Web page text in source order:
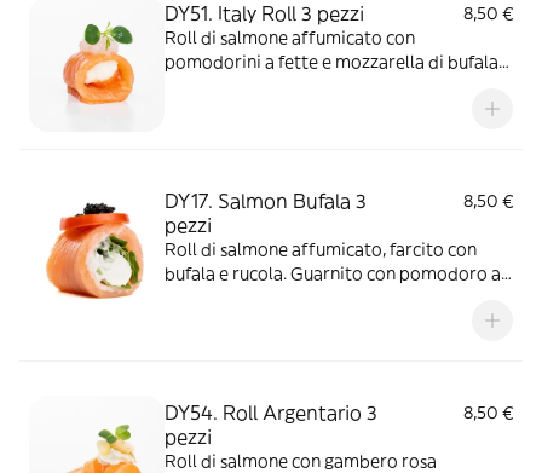
DY51. Italy Roll 3 pezzi
8,50 €
Roll di salmone affumicato con
pomodorini a fette e mozzarella di bufala
DY17. Salmon Bufala 3
pezzi
8,50 €
Roll di salmone affumicato, farcito con
bufala e rucola. Guarnito con pomodoro a
DY54. Roll Argentario 3
pezzi
8,50 €
Roll di salmone con gambero rosa